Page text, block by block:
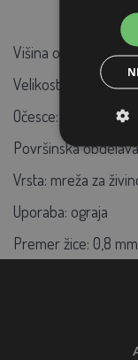
Višina ograje:
1,0
Velikost:
1x25 m
Očesce:
12x12 mm
Površinska
Vrsta: mreža za
Uporaba: ograja
Premer žice: 0,8 mm